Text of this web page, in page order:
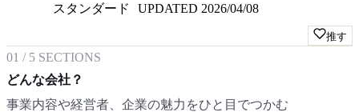
スタンダード
UPDATED 2026/04/08
推す
01 / 5 SECTIONS
どんな会社？
事業内容や経営者、企業の魅力をひと目でつかむ